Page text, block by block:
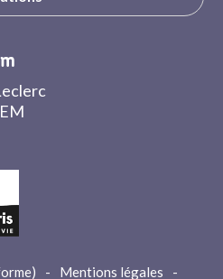
- Mentions légales -